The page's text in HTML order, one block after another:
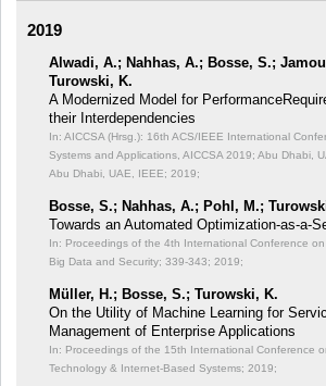
2019
Alwadi, A.; Nahhas, A.; Bosse, S.;
Turowski, K.
A Modernized Model for
their Interdependencies
In: AICCSA (Hrsg.): 16th ACS/IEEE International
Systems and Applications, AICCSA 2019; Abu Dhabi,
Abu Dhabi, UAE, IEEE; 2019;
Bosse, S.; Nahhas, A.; Pohl, M.;
Towards an Automated Optimization-as-a-
In: Proceedings of the 4th International Conference
Big Data and Security; 339-343; 2019;
Müller, H.; Bosse, S.; Turowski, K.
On the Utility of Machine Learning for
Management of Enterprise Applications
In: Proceedings of the 15th International Conference
Technology & Internet-Based Systems; 2019;